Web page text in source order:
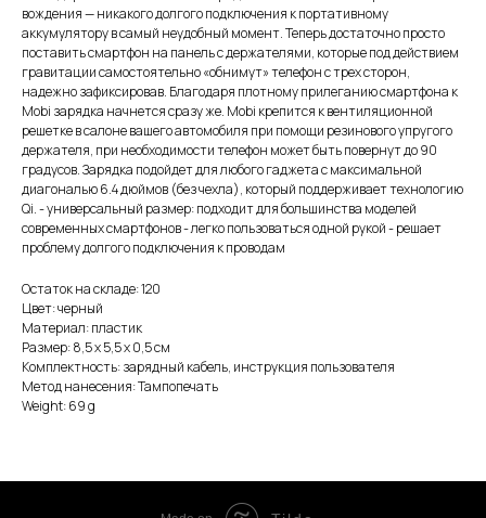
вождения — никакого долгого подключения к портативному
аккумулятору в самый неудобный момент. Теперь достаточно просто
поставить смартфон на панель с держателями, которые под действием
гравитации самостоятельно «обнимут» телефон с трех сторон,
надежно зафиксировав. Благодаря плотному прилеганию смартфона к
Mobi зарядка начнется сразу же. Mobi крепится к вентиляционной
решетке в салоне вашего автомобиля при помощи резинового упругого
держателя, при необходимости телефон может быть повернут до 90
градусов. Зарядка подойдет для любого гаджета с максимальной
диагональю 6.4 дюймов (без чехла), который поддерживает технологию
Qi. - универсальный размер: подходит для большинства моделей
современных смартфонов - легко пользоваться одной рукой - решает
проблему долгого подключения к проводам
Остаток на складе: 120
Цвет: черный
Материал: пластик
Размер: 8,5 x 5,5 x 0,5 см
Комплектность: зарядный кабель, инструкция пользователя
Метод нанесения: Тампопечать
Weight: 69 g